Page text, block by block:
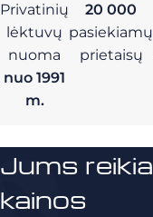
Privatinių
lėktuvų
nuoma
nuo 1991
m.
20 000
pasiekiamų
prietaisų
Jums reikia
kainos